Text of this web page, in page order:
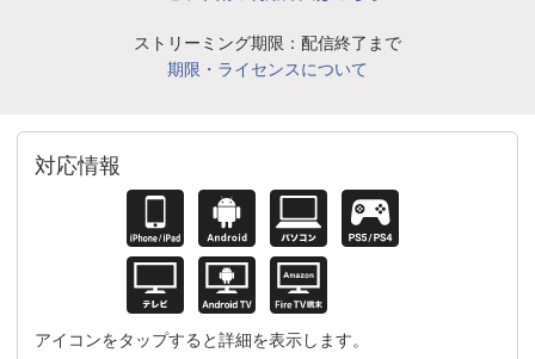
ストリーミング期限：配信終了まで
期限・ライセンスについて
対応情報
アイコンをタップすると詳細を表示します。